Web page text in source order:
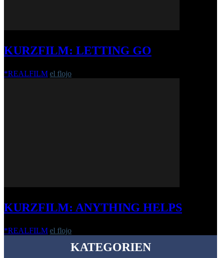
KURZFILM: LETTING GO
*REALFILM el flojo
KURZFILM: ANYTHING HELPS
*REALFILM el flojo
KATEGORIEN